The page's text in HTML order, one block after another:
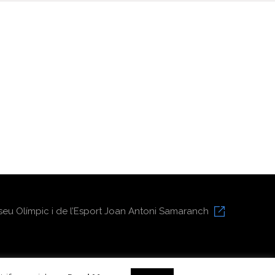
Olímpic i de l’Esport Joan Antoni Samaranch